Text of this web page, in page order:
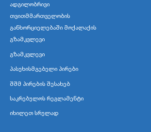
ადგილობრივი
თვითმმართველობის
განხორციელებაში მოქალაქის
გზამკვლევი
გზამკვლევი
პასუხისმგებელი პირები
შშმ პირების შესახებ
საკრებულოს რეგლამენტი
იხილეთ სრულად